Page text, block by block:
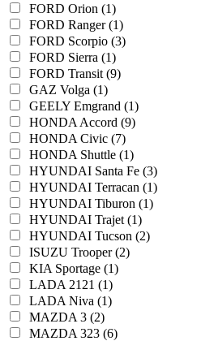
FORD Orion (1)
FORD Ranger (1)
FORD Scorpio (3)
FORD Sierra (1)
FORD Transit (9)
GAZ Volga (1)
GEELY Emgrand (1)
HONDA Accord (9)
HONDA Civic (7)
HONDA Shuttle (1)
HYUNDAI Santa Fe (3)
HYUNDAI Terracan (1)
HYUNDAI Tiburon (1)
HYUNDAI Trajet (1)
HYUNDAI Tucson (2)
ISUZU Trooper (2)
KIA Sportage (1)
LADA 2121 (1)
LADA Niva (1)
MAZDA 3 (2)
MAZDA 323 (6)